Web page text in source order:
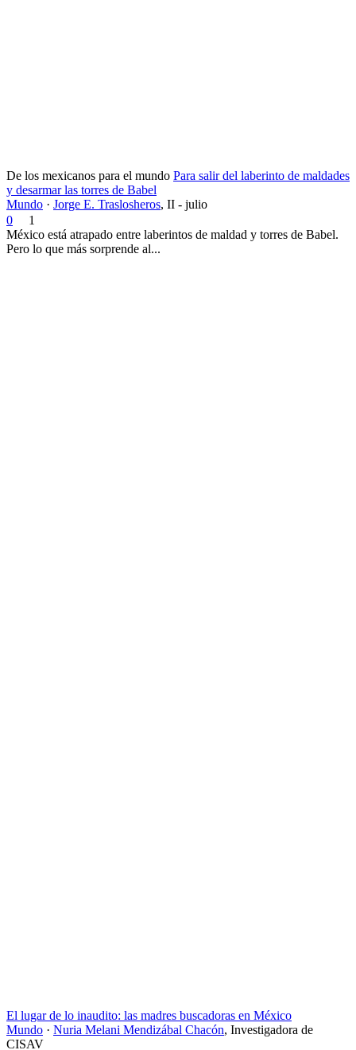
De los mexicanos para el mundo Para salir del laberinto de maldades
y desarmar las torres de Babel
Mundo · Jorge E. Traslosheros, II - julio
0
1
México está atrapado entre laberintos de maldad y torres de Babel.
Pero lo que más sorprende al...
El lugar de lo inaudito: las madres buscadoras en México
Mundo · Nuria Melani Mendizábal Chacón, Investigadora de
CISAV